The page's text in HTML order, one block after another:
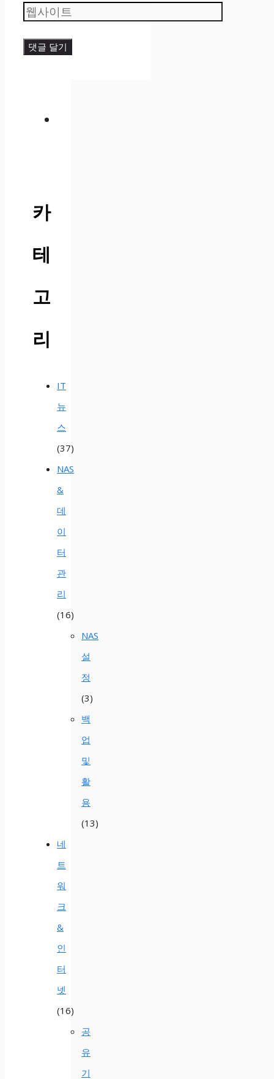
메
일
웹
사
카
테
고
리
IT
뉴
스
(37)
NAS
&
데
이
터
관
리
(16)
NAS
설
정
(3)
백
업
및
활
용
(13)
네
트
워
크
&
인
터
넷
(16)
공
유
기